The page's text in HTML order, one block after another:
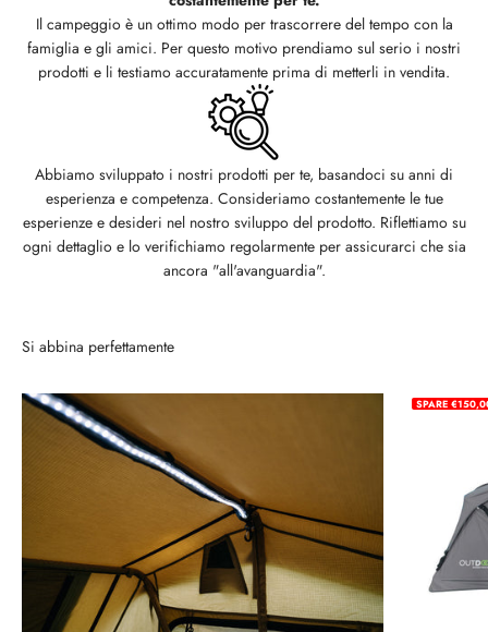
Il campeggio è un ottimo modo per trascorrere del tempo con la
famiglia e gli amici. Per questo motivo prendiamo sul serio i nostri
prodotti e li testiamo accuratamente prima di metterli in vendita.
Abbiamo sviluppato i nostri prodotti per te, basandoci su anni di
esperienza e competenza. Consideriamo costantemente le tue
esperienze e desideri nel nostro sviluppo del prodotto. Riflettiamo su
ogni dettaglio e lo verifichiamo regolarmente per assicurarci che sia
ancora "all'avanguardia".
Si abbina perfettamente
SPARE